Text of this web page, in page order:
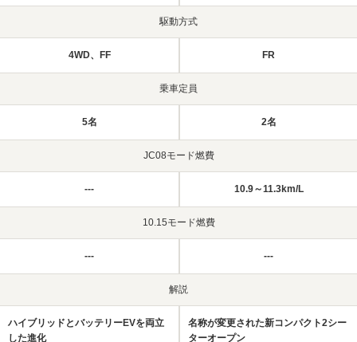
駆動方式
4WD、FF FR
乗車定員
5名 2名
JC08モード燃費
--- 10.9～11.3km/L
10.15モード燃費
--- ---
解説
ハイブリッドとバッテリーEVを両立
した進化
名称が変更された新コンパクト2シー
ターオープン